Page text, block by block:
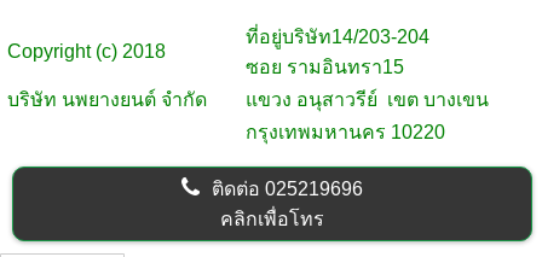
Copyright (c) 2018
ที่อยู่บริษัท14/203-204
ซอย รามอินทรา15
บริษัท นพยางยนต์ จำกัด
แขวง อนุสาวรีย์ เขต บางเขน
กรุงเทพมหานคร 10220
ติดต่อ 025219696
คลิกเพื่อโทร